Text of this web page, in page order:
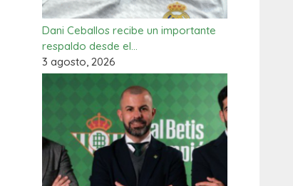
Dani Ceballos recibe un importante
respaldo desde el…
3 agosto, 2026